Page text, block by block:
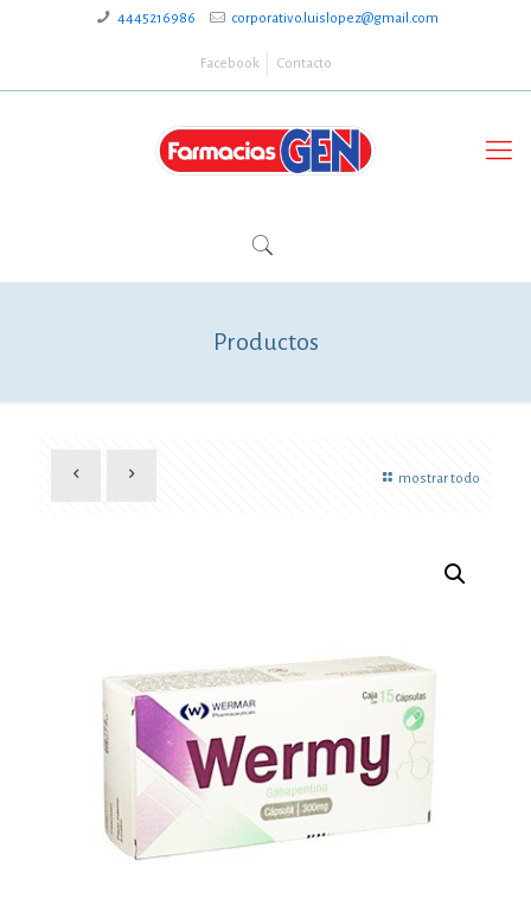
4445216986 corporativo.luislopez@gmail.com
Facebook Contacto
Productos
mostrar todo